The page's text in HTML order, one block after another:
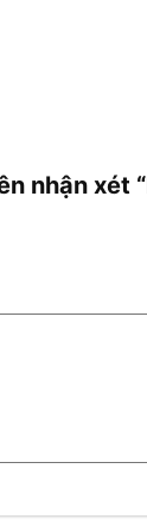
nhận xét